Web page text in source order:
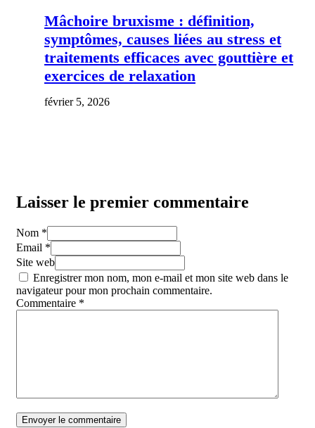
Mâchoire bruxisme : définition,
symptômes, causes liées au stress et
traitements efficaces avec gouttière et
exercices de relaxation
février 5, 2026
Laisser le premier commentaire
Nom *
Email *
Site web
Enregistrer mon nom, mon e-mail et mon site web dans le
navigateur pour mon prochain commentaire.
Commentaire *